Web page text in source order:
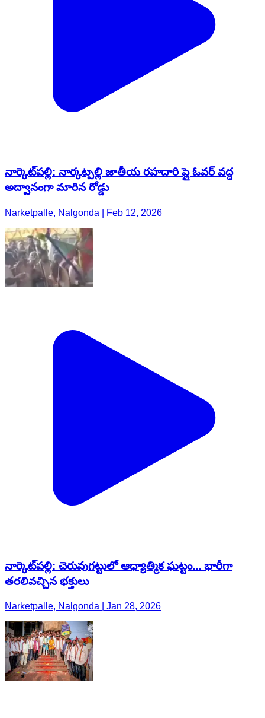
నార్కెట్​పల్లి: నార్కట్పల్లి జాతీయ రహదారి ప్లై ఓవర్ వద్ద
అద్వానంగా మారిన రోడ్డు
Narketpalle, Nalgonda | Feb 12, 2026
నార్కెట్​పల్లి: చెరువుగట్టులో ఆధ్యాత్మిక ఘట్టం... భారీగా
తరలివచ్చిన భక్తులు
Narketpalle, Nalgonda | Jan 28, 2026